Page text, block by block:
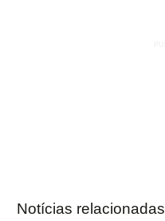
Notícias relacionadas